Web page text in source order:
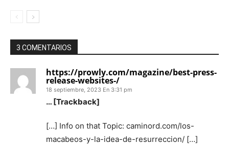
3 COMENTARIOS
https://prowly.com/magazine/best-press-
release-websites-/
18 septiembre, 2023 En 3:31 pm
… [Trackback]
[…] Info on that Topic: caminord.com/los-
macabeos-y-la-idea-de-resurreccion/ […]